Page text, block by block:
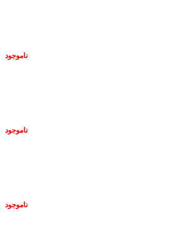
ناموجود
ناموجود
ناموجود